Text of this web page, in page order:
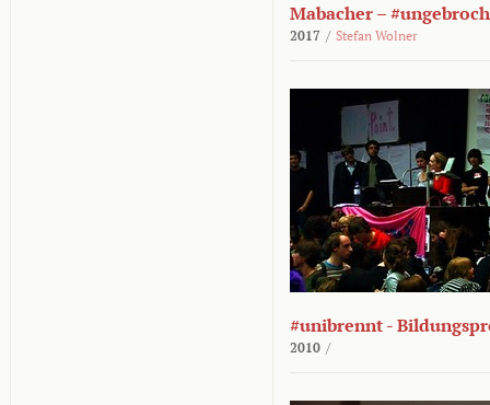
Mabacher –
2017 / Stefan Wolner
#unibrennt -
2010 /